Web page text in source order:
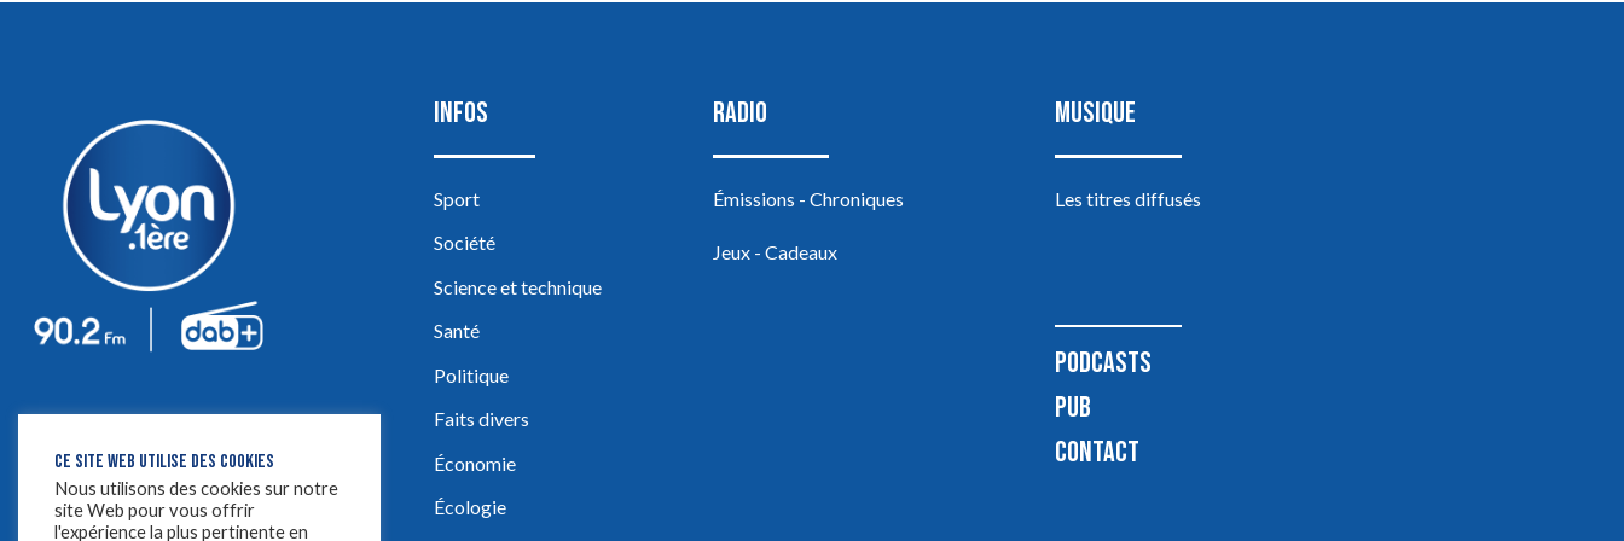
INFOS
Sport
Société
Science et technique
Santé
Politique
Faits divers
Économie
Écologie
RADIO
Émissions - Chroniques
Jeux - Cadeaux
MUSIQUE
Les titres diffusés
PODCASTS
PUB
CONTACT
CE SITE WEB UTILISE DES COOKIES
Nous utilisons des cookies sur notre
site Web pour vous offrir
l'expérience la plus pertinente en